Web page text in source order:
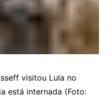
visitou Lula no
está internada (Foto: